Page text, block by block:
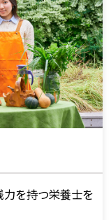
力を持つ栄養士を